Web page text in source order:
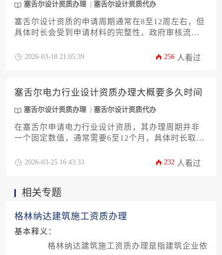
塞舌尔设计资质办理 塞舌尔设计资质代办
塞舌尔设计资质的申请周期通常在8至12周左右，但
具体时长会受到申请材料的完整性、政府审核流程
影响，进行充分的准备工作是缩短办理时间的关
2026-03-18 21:05:39 256 人看过
塞舌尔电力行业设计资质办理大概要多久时间
塞舌尔设计资质办理 塞舌尔设计资质代办
在塞舌尔申请电力行业设计资质，其办理周期并非
一个固定数值，通常需要6至12个月，具体时长取决
用事业公司等监管机构的沟通效率，以及资质等级
短时间的关键。
2026-03-25 16:43:33 232 人看过
相关专题
格林纳达建筑施工资质办理
基本释义：
格林纳达建筑施工资质办理是指建筑企业依